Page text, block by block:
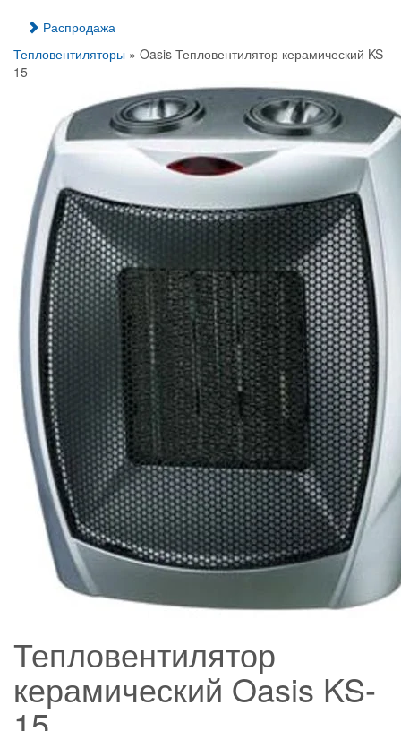
Распродажа
Тепловентиляторы » Oasis Тепловентилятор керамический KS-
15
Тепловентилятор
керамический Oasis KS-